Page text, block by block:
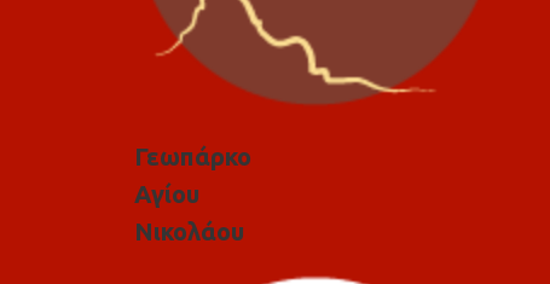
Γεωπάρκο
Αγίου
Νικολάου